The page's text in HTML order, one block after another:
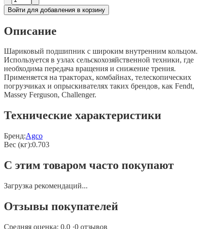
Войти для добавления в корзину
Описание
Шариковый подшипник с широким внутренним кольцом.
Используется в узлах сельскохозяйственной техники, где
необходима передача вращения и снижение трения.
Применяется на тракторах, комбайнах, телескопических
погрузчиках и опрыскивателях таких брендов, как Fendt,
Massey Ferguson, Challenger.
Технические характеристики
Бренд:Agco
Вес (кг):0.703
С этим товаром часто покупают
Загрузка рекомендаций...
Отзывы покупателей
Средняя оценка: 0.0 ·0 отзывов